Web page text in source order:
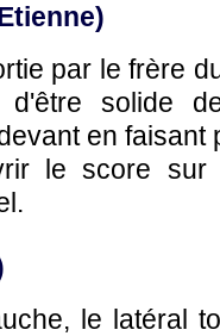
par le frère
solide
en faisant
le score
le latéral